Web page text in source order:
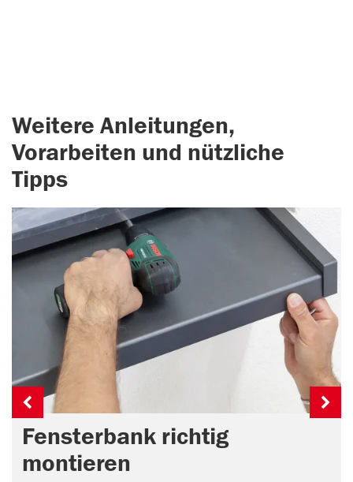
Weitere Anleitungen,
Vorarbeiten und nützliche
Tipps
Fensterbank richtig
montieren